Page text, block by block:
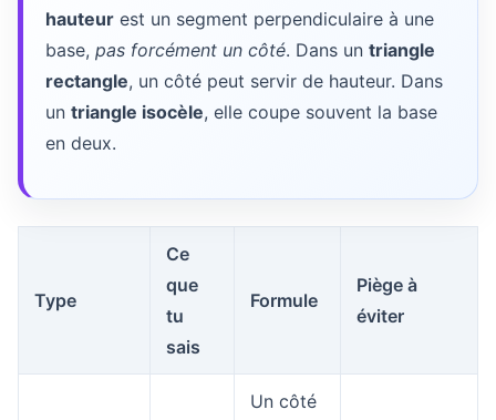
hauteur est un segment perpendiculaire à une
base, pas forcément un côté. Dans un triangle
rectangle, un côté peut servir de hauteur. Dans
un triangle isocèle, elle coupe souvent la base
en deux.
Type
Ce
que
tu
sais
Formule
Piège à
éviter
Un côté